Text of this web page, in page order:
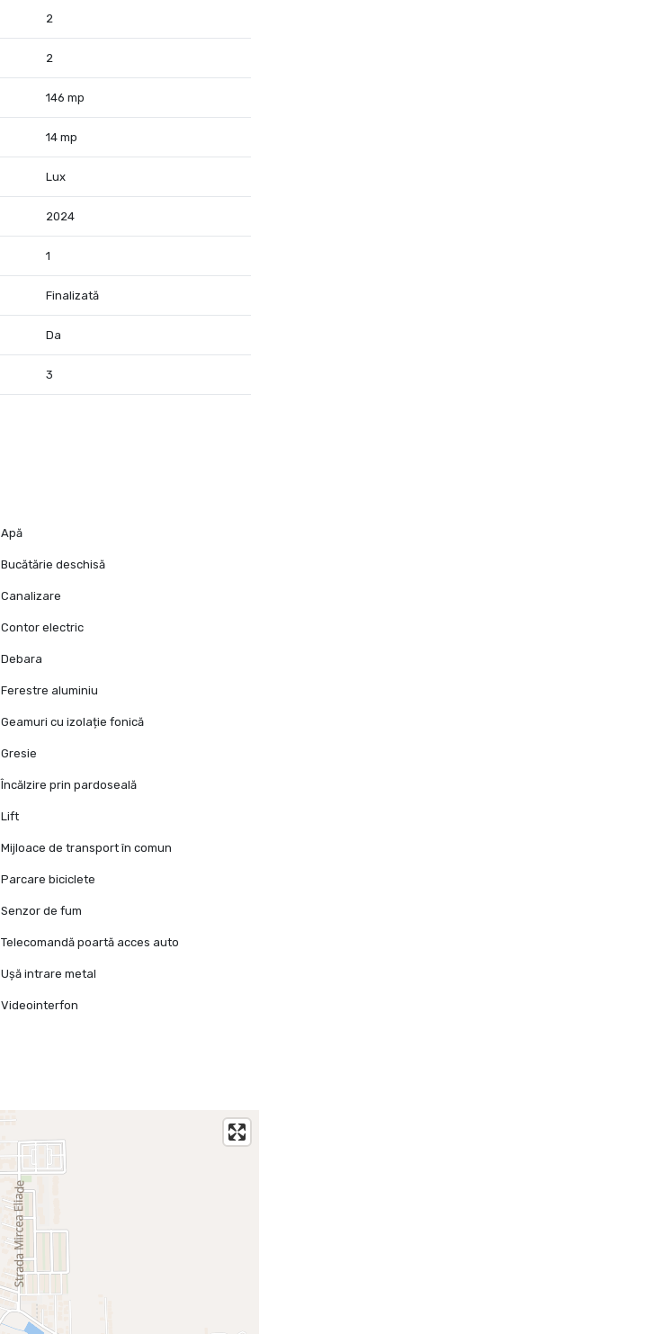
2
2
146 mp
14 mp
Lux
2024
1
Finalizată
Da
3
Apă
Bucătărie deschisă
Canalizare
Contor electric
Debara
Ferestre aluminiu
Geamuri cu izolație fonică
Gresie
Încălzire prin pardoseală
Lift
Mijloace de transport în comun
Parcare biciclete
Senzor de fum
Telecomandă poartă acces auto
Ușă intrare metal
Videointerfon